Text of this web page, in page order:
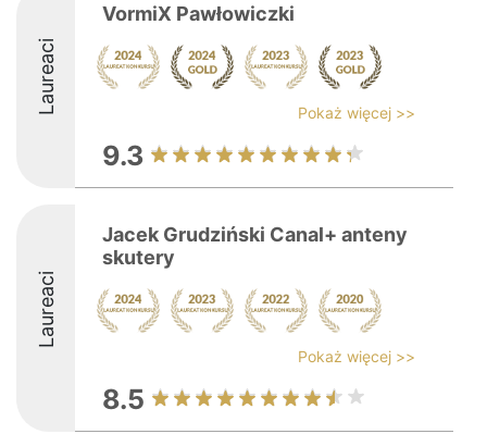
Laureaci
VormiX Pawłowiczki
Pokaż więcej >>
9.3
Laureaci
Jacek Grudziński Canal+ anteny
skutery
Pokaż więcej >>
8.5